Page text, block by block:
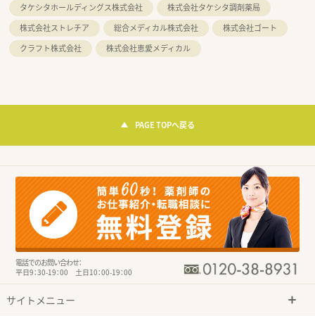
タケシタホールディングス株式会社
株式会社タケシタ調剤薬局
株式会社ストレチア
総合メディカル株式会社
株式会社ゴート
クラフト株式会社
株式会社恵愛メディカル
PAGE TOPへ戻る
電話でのお問い合わせ：
平日9：30-19：00 土日10：00-19：00
サイトメニュー